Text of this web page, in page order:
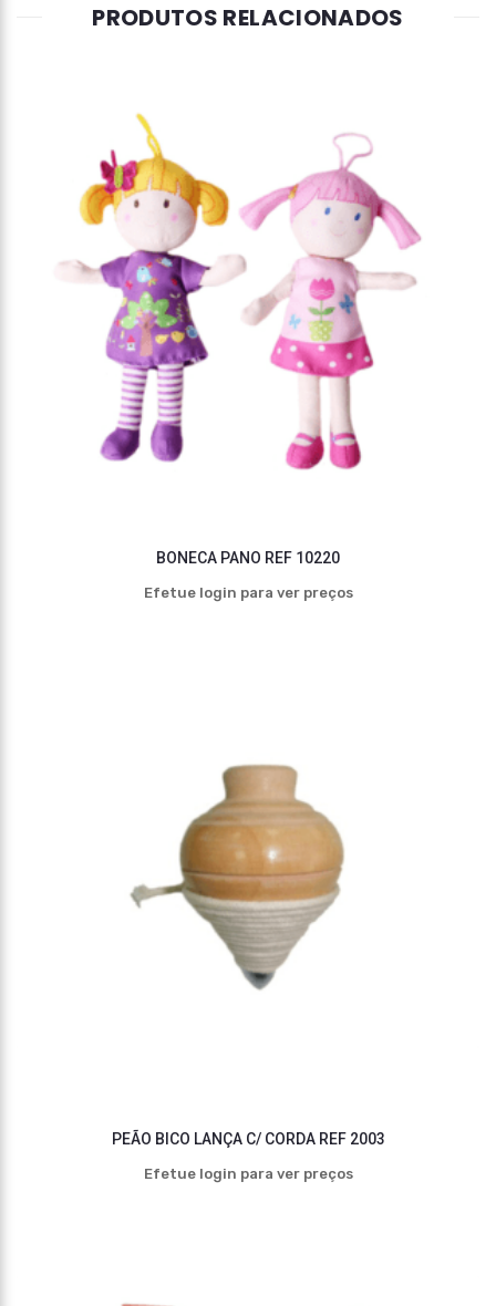
PRODUTOS RELACIONADOS
BONECA PANO REF 10220
Efetue login para ver preços
PEÃO BICO LANÇA C/ CORDA REF 2003
Efetue login para ver preços